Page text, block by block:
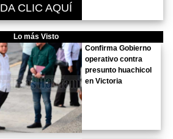
DA CLIC AQUÍ
Lo más Visto
Confirma Gobierno
operativo contra
presunto huachicol
en Victoria